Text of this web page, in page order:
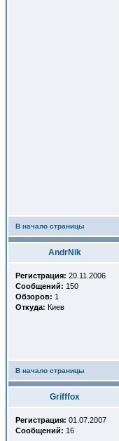
В начало страницы
AndrNik
Регистрация: 20.11.2006
Сообщений: 150
Обзоров: 1
Откуда: Киев
В начало страницы
Grifffox
Регистрация: 01.07.2007
Сообщений: 16